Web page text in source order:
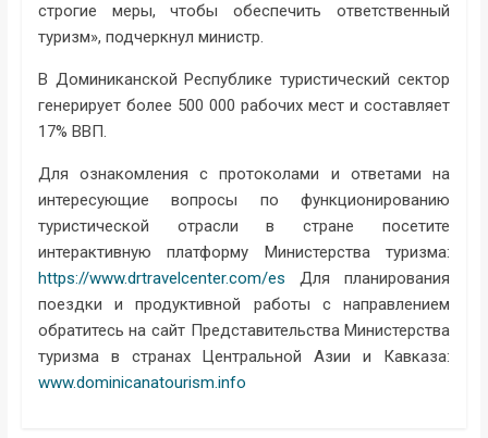
строгие меры, чтобы обеспечить ответственный
туризм», подчеркнул министр.
В Доминиканской Республике туристический сектор
генерирует более 500 000 рабочих мест и составляет
17% ВВП.
Для ознакомления с протоколами и ответами на
интересующие вопросы по функционированию
туристической отрасли в стране посетите
интерактивную платформу Министерства туризма:
https://www.drtravelcenter.com/es Для планирования
поездки и продуктивной работы с направлением
обратитесь на сайт Представительства Министерства
туризма в странах Центральной Азии и Кавказа:
www.dominicanatourism.info